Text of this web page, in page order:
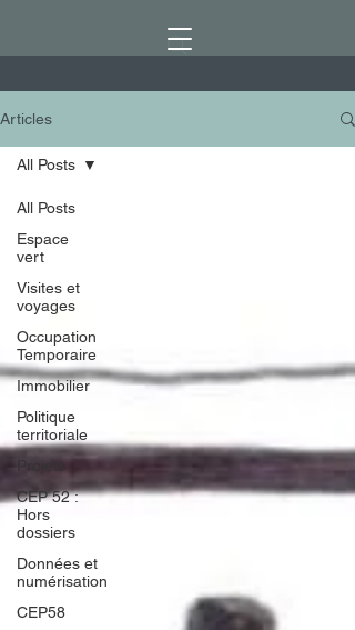
Articles
All Posts
Espace
vert
Visites et
voyages
Occupation
Temporaire
Immobilier
Politique
territoriale
Projets
CEP 52 :
Hors
dossiers
Données et
numérisation
CEP58
All Posts